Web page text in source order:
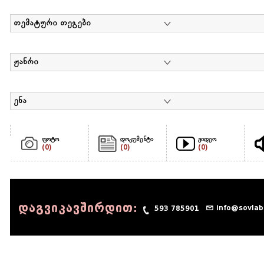
თემატური თეგები
ჟანრი
ენა
ფოტო
(0)
დოკუმენტი
(0)
ვიდეო
(0)
დაგვიკავშირდით: 593 785901